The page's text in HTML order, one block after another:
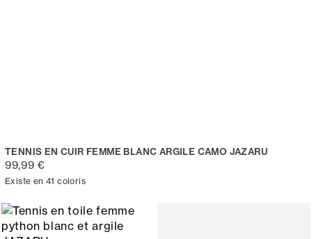
TENNIS EN CUIR FEMME BLANC ARGILE CAMO JAZARU
99,99 €
Existe en 41 coloris